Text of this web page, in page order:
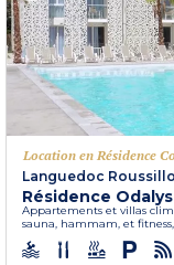
Location en Résidence
Languedoc
Résidence
Appartements et villas
sauna, hammam, et